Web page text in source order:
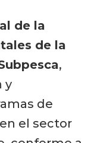
de la
de la
,
y
de
el sector